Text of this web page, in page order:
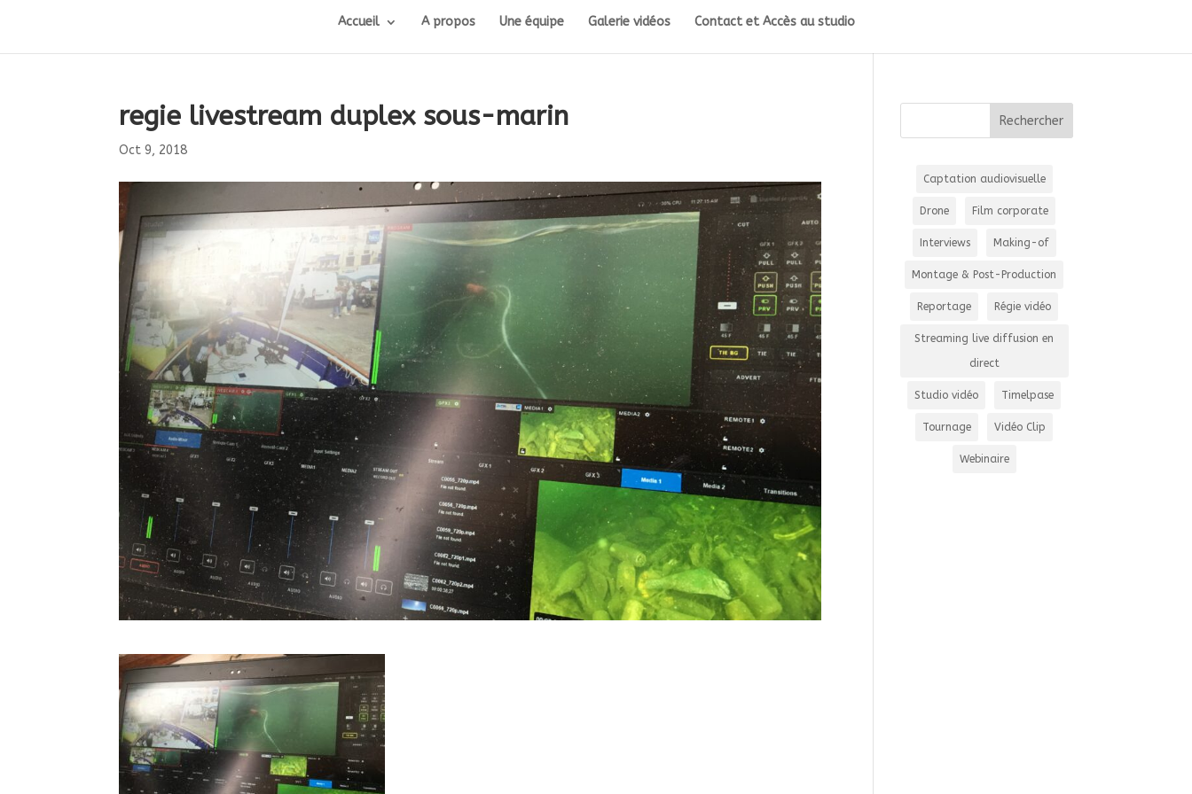
Accueil A propos Une équipe Galerie vidéos Contact et Accès au studio
regie livestream duplex sous-marin
Oct 9, 2018
Captation audiovisuelle
Drone Film corporate
Interviews Making-of
Montage & Post-Production
Reportage Régie vidéo
Streaming live diffusion en
direct
Studio vidéo Timelpase
Tournage Vidéo Clip
Webinaire